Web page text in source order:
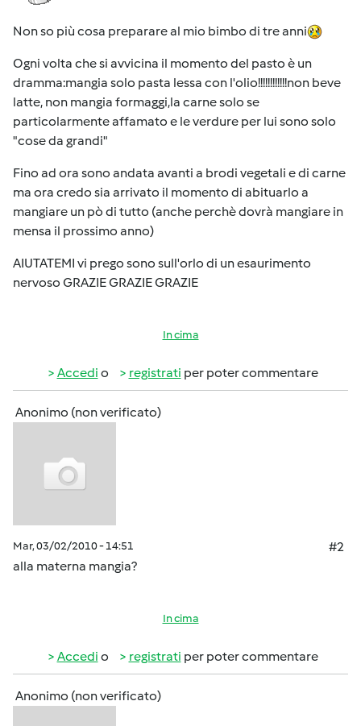
Non so più cosa preparare al mio bimbo di tre anni
Ogni volta che si avvicina il momento del pasto è un
dramma:mangia solo pasta lessa con l'olio!!!!!!!!!!!!non beve
latte, non mangia formaggi,la carne solo se
particolarmente affamato e le verdure per lui sono solo
"cose da grandi"
Fino ad ora sono andata avanti a brodi vegetali e di carne
ma ora credo sia arrivato il momento di abituarlo a
mangiare un pò di tutto (anche perchè dovrà mangiare in
mensa il prossimo anno)
AIUTATEMI vi prego sono sull'orlo di un esaurimento
nervoso GRAZIE GRAZIE GRAZIE
In cima
Accedi o registrati per poter commentare
Anonimo (non verificato)
Mar, 03/02/2010 - 14:51
#2
alla materna mangia?
In cima
Accedi o registrati per poter commentare
Anonimo (non verificato)